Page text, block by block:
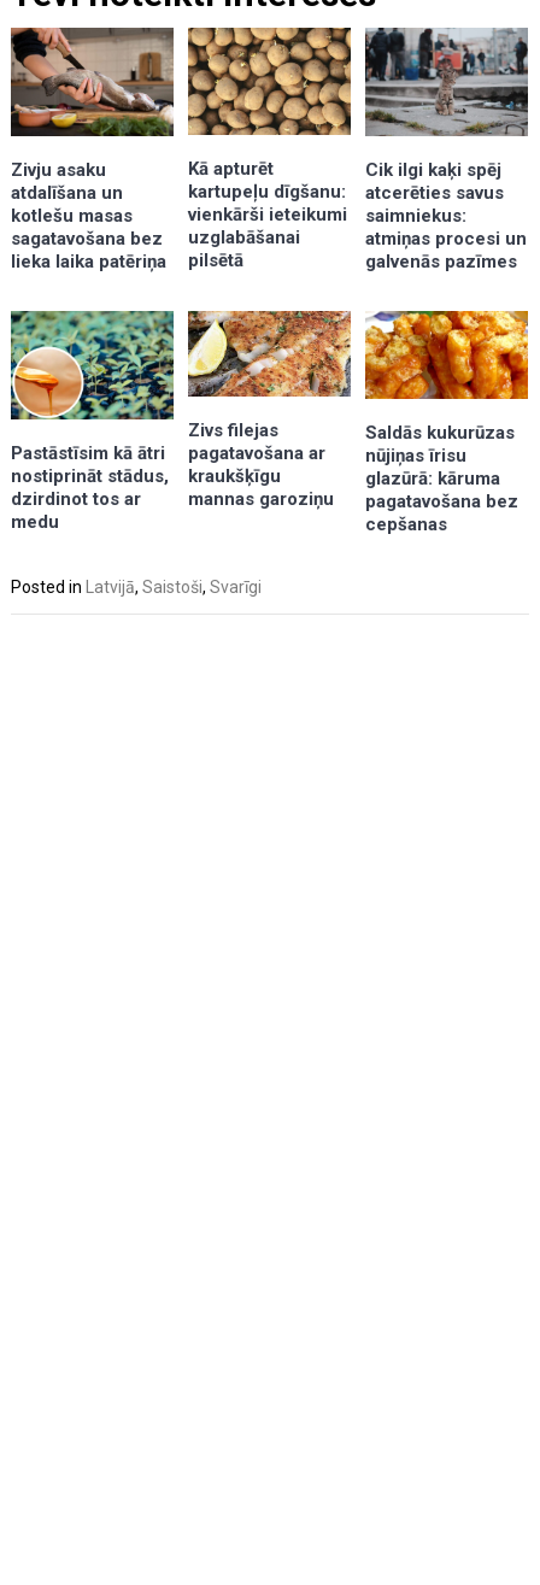
Zivju asaku
atdalīšana un
kotlešu masas
sagatavošana bez
lieka laika patēriņa
Kā apturēt
kartupeļu dīgšanu:
vienkārši ieteikumi
uzglabāšanai
pilsētā
Cik ilgi kaķi spēj
atcerēties savus
saimniekus:
atmiņas procesi un
galvenās pazīmes
Pastāstīsim kā ātri
nostiprināt stādus,
dzirdinot tos ar
medu
Zivs filejas
pagatavošana ar
kraukšķīgu
mannas garoziņu
Saldās kukurūzas
nūjiņas īrisu
glazūrā: kāruma
pagatavošana bez
cepšanas
Posted in Latvijā,Saistoši,Svarīgi